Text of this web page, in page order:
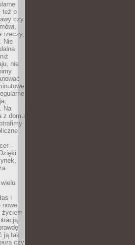
też o
czy
rzeczy,
Nie
nie
Na
z domu
–
i
nowe
życiem
ją tak
czy